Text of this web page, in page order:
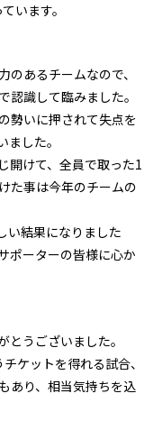
います。
あるチームなので、
識して臨みました。
勢いに押されて失点を
した。
開けて、全員で取った1
た事は今年のチームの
い結果になりました
ポーターの皆様に心か
うございました。
ケットを得れる試合、
あり、相当気持ちを込